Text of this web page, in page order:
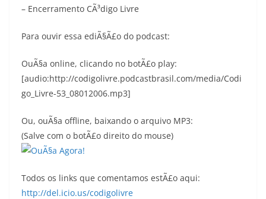
– Encerramento CÃ³digo Livre
Para ouvir essa ediÃ§Ã£o do podcast:
OuÃ§a online, clicando no botÃ£o play:
[audio:http://codigolivre.podcastbrasil.com/media/Codi
go_Livre-53_08012006.mp3]
Ou, ouÃ§a offline, baixando o arquivo MP3:
(Salve com o botÃ£o direito do mouse)
Todos os links que comentamos estÃ£o aqui:
http://del.icio.us/codigolivre